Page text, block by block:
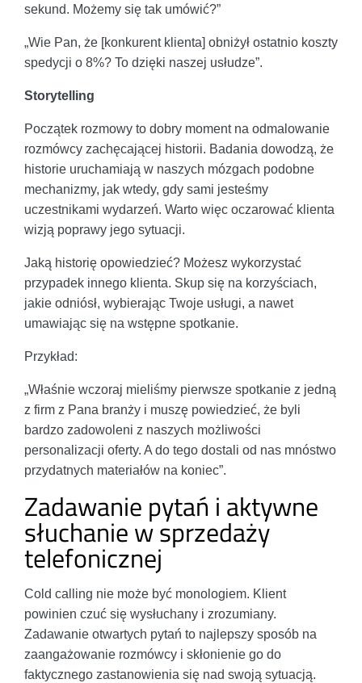
sekund. Możemy się tak umówić?”
„Wie Pan, że [konkurent klienta] obniżył ostatnio koszty
spedycji o 8%? To dzięki naszej usłudze”.
Storytelling
Początek rozmowy to dobry moment na odmalowanie
rozmówcy zachęcającej historii. Badania dowodzą, że
historie uruchamiają w naszych mózgach podobne
mechanizmy, jak wtedy, gdy sami jesteśmy
uczestnikami wydarzeń. Warto więc oczarować klienta
wizją poprawy jego sytuacji.
Jaką historię opowiedzieć? Możesz wykorzystać
przypadek innego klienta. Skup się na korzyściach,
jakie odniósł, wybierając Twoje usługi, a nawet
umawiając się na wstępne spotkanie.
Przykład:
„Właśnie wczoraj mieliśmy pierwsze spotkanie z jedną
z firm z Pana branży i muszę powiedzieć, że byli
bardzo zadowoleni z naszych możliwości
personalizacji oferty. A do tego dostali od nas mnóstwo
przydatnych materiałów na koniec”.
Zadawanie pytań i aktywne
słuchanie w sprzedaży
telefonicznej
Cold calling nie może być monologiem. Klient
powinien czuć się wysłuchany i zrozumiany.
Zadawanie otwartych pytań to najlepszy sposób na
zaangażowanie rozmówcy i skłonienie go do
faktycznego zastanowienia się nad swoją sytuacją.